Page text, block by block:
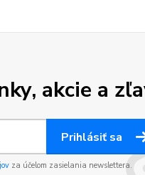
akcie a
Prihlásiť sa
za účelom zasielania newslettera.